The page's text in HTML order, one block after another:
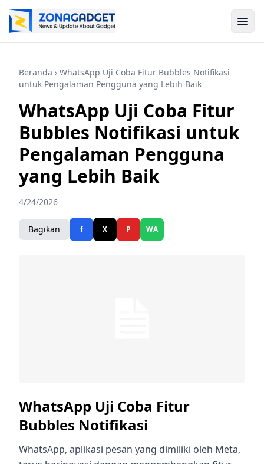
Beranda › WhatsApp Uji Coba Fitur Bubbles Notifikasi
untuk Pengalaman Pengguna yang Lebih Baik
WhatsApp Uji Coba Fitur
Bubbles Notifikasi untuk
Pengalaman Pengguna
yang Lebih Baik
4/24/2026
Bagikan f X P WA
WhatsApp Uji Coba Fitur
Bubbles Notifikasi
WhatsApp, aplikasi pesan yang dimiliki oleh Meta,